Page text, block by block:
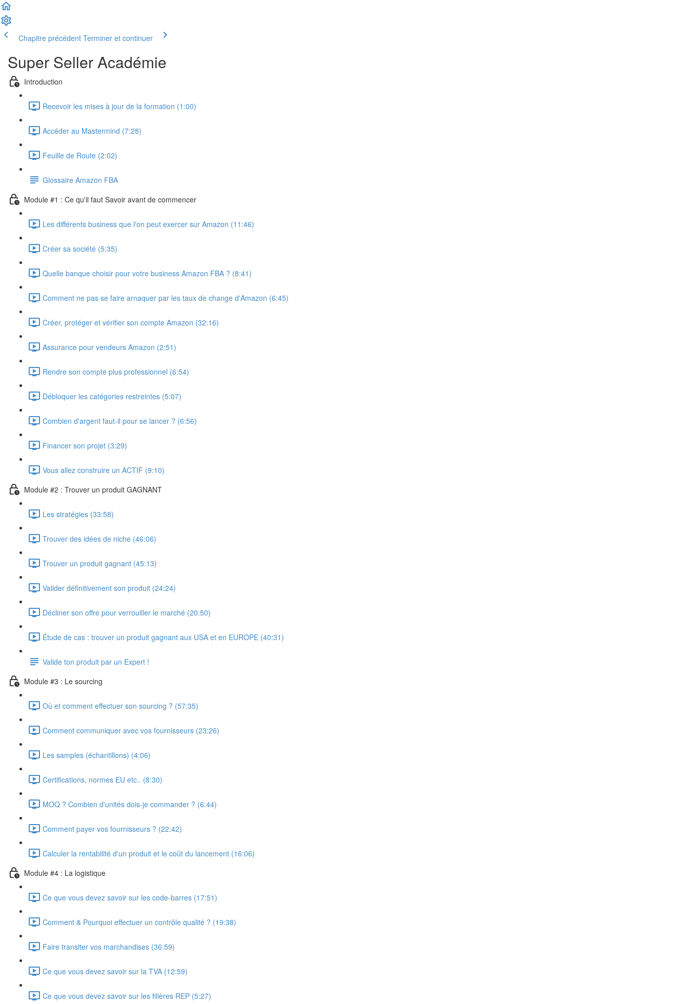
Chapitre précédent Terminer et continuer
Super Seller Académie
Introduction
Recevoir les mises à jour de la formation (1:00)
Accéder au Mastermind (7:28)
Feuille de Route (2:02)
Glossaire Amazon FBA
Module #1 : Ce qu'il faut Savoir avant de commencer
Les différents business que l'on peut exercer sur Amazon (11:46)
Créer sa société (5:35)
Quelle banque choisir pour votre business Amazon FBA ? (8:41)
Comment ne pas se faire arnaquer par les taux de change d'Amazon (6:45)
Créer, protéger et vérifier son compte Amazon (32:16)
Assurance pour vendeurs Amazon (2:51)
Rendre son compte plus professionnel (6:54)
Débloquer les catégories restreintes (5:07)
Combien d'argent faut-il pour se lancer ? (6:56)
Financer son projet (3:29)
Vous allez construire un ACTIF (9:10)
Module #2 : Trouver un produit GAGNANT
Les stratégies (33:58)
Trouver des idées de niche (46:06)
Trouver un produit gagnant (45:13)
Valider définitivement son produit (24:24)
Décliner son offre pour verrouiller le marché (20:50)
Étude de cas : trouver un produit gagnant aux USA et en EUROPE (40:31)
Valide ton produit par un Expert !
Module #3 : Le sourcing
Où et comment effectuer son sourcing ? (57:35)
Comment communiquer avec vos fournisseurs (23:26)
Les samples (échantillons) (4:06)
Certifications, normes EU etc.. (8:30)
MOQ ? Combien d'unités dois-je commander ? (6:44)
Comment payer vos fournisseurs ? (22:42)
Calculer la rentabilité d'un produit et le coût du lancement (16:06)
Module #4 : La logistique
Ce que vous devez savoir sur les code-barres (17:51)
Comment & Pourquoi effectuer un contrôle qualité ? (19:38)
Faire transiter vos marchandises (36:59)
Ce que vous devez savoir sur la TVA (12:59)
Ce que vous devez savoir sur les filières REP (5:27)